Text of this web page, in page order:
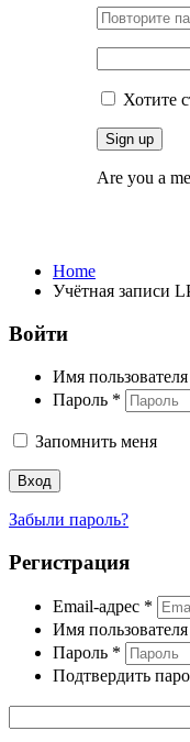
Хотите
Are you a
Home
Учётная записи
Войти
Имя
Пароль *
Запомнить меня
Вход
Забыли пароль?
Регистрация
Email-адрес *
Имя пользователя
Пароль *
Подтвердить